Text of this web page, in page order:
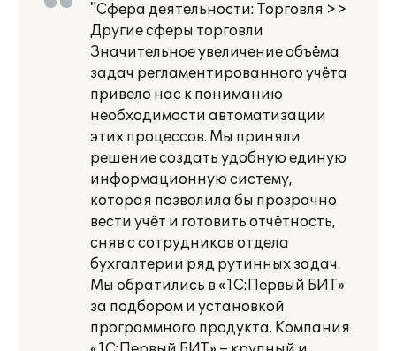
"Сфера деятельности: Торговля >>
Другие сферы торговли
Значительное увеличение объёма
задач регламентированного учёта
привело нас к пониманию
необходимости автоматизации
этих процессов. Мы приняли
решение создать удобную единую
информационную систему,
которая позволила бы прозрачно
вести учёт и готовить отчётность,
сняв с сотрудников отдела
бухгалтерии ряд рутинных задач.
Мы обратились в «1С:Первый БИТ»
за подбором и установкой
программного продукта. Компания